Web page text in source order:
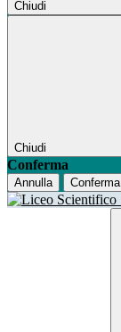
Chiudi
Chiudi
Conferma
Annulla Conferma